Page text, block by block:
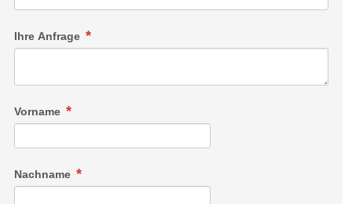
Ihre Anfrage
Vorname
Nachname